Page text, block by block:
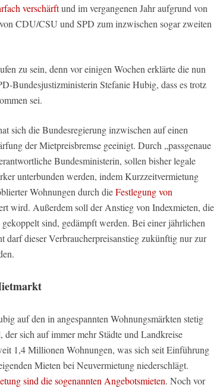
verschärftund im vergangenen Jahr aufgrund von
CDU/CSU und SPD zum inzwischen sogar zweiten
zu sein, denn vor einigen Wochen erklärte die nun
Bundesjustizministerin Stefanie Hubig, dass es trotz
sei.
sich die Bundesregierung inzwischen auf einen
der Mietpreisbremse geeinigt. Durch „passgenaue
Bundesministerin, sollen bisher legale
unterbunden werden, indem Kurzzeitvermietung
Wohnungen durch dieFestlegung von
wird. Außerdem soll der Anstieg von Indexmieten, die
sind, gedämpft werden. Bei einer jährlichen
darf dieser Verbraucherpreisanstieg zukünftig nur zur
auf den in angespannten Wohnungsmärkten stetig
sich auf immer mehr Städte und Landkreise
1,4 Millionen Wohnungen, was sich seit Einführung
Mieten bei Neuvermietung niederschlägt.
sind die sogenannten Angebotsmieten. Noch vor